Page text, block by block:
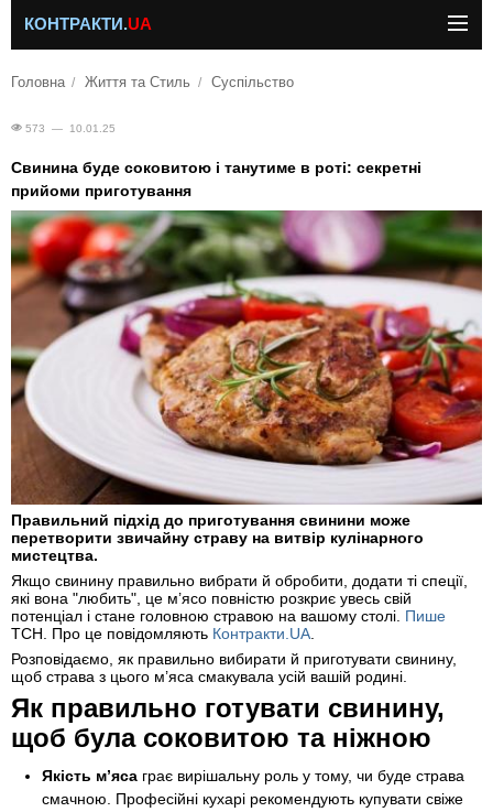
КОНТРАКТИ.UA
Головна Життя та Стиль Суспільство
573 — 10.01.25
Свинина буде соковитою і танутиме в роті: секретні
прийоми приготування
Правильний підхід до приготування свинини може
перетворити звичайну страву на витвір кулінарного
мистецтва.
Якщо свинину правильно вибрати й обробити, додати ті спеції,
які вона "любить", це м’ясо повністю розкриє увесь свій
потенціал і стане головною стравою на вашому столі. Пише
ТСН. Про це повідомляють Контракти.UA.
Розповідаємо, як правильно вибирати й приготувати свинину,
щоб страва з цього м’яса смакувала усій вашій родині.
Як правильно готувати свинину,
щоб була соковитою та ніжною
Якість м’яса грає вирішальну роль у тому, чи буде страва
смачною. Професійні кухарі рекомендують купувати свіже